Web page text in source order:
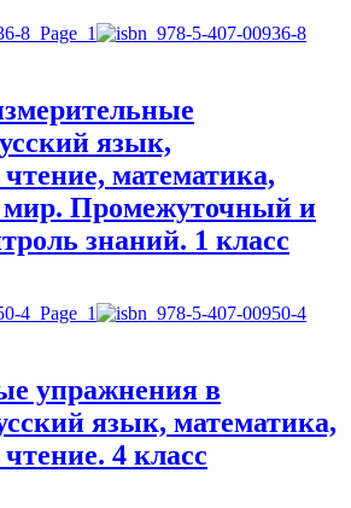
язык,
математика,
Промежуточный и
знаний. 1 класс
упражнения в
язык, математика,
4 класс